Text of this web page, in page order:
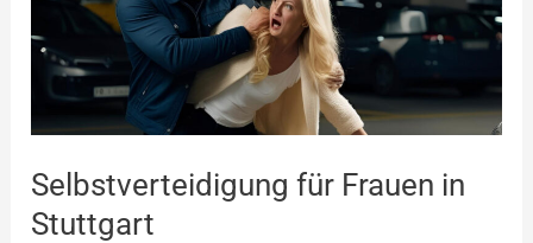
Selbstverteidigung für Frauen in
Stuttgart
Stuttgart